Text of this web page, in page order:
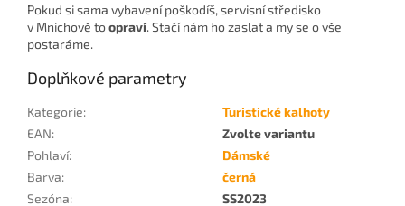
Pokud si sama vybavení poškodíš, servisní středisko
v Mnichově toopraví. Stačí nám ho zaslat a my se o vše
postaráme.
Doplňkové parametry
Kategorie:
Turistické kalhoty
EAN:
Zvolte variantu
Pohlaví:
Dámské
Barva:
černá
Sezóna:
SS2023